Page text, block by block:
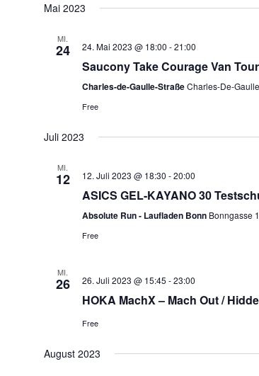
Mai 2023
MI.
24 24. Mai 2023 @ 18:00 -21:00
Saucony Take Courage Van Tour
Charles-de-Gaulle-StraßeCharles-De-
Free
Juli 2023
MI.
12 12. Juli 2023 @ 18:30 -20:00
ASICS GEL-KAYANO 30
Absolute Run - Laufladen Bonn Bonngasse
Free
MI.
26 26. Juli 2023 @ 15:45 -23:00
HOKA MachX – Mach Out /
Free
August 2023